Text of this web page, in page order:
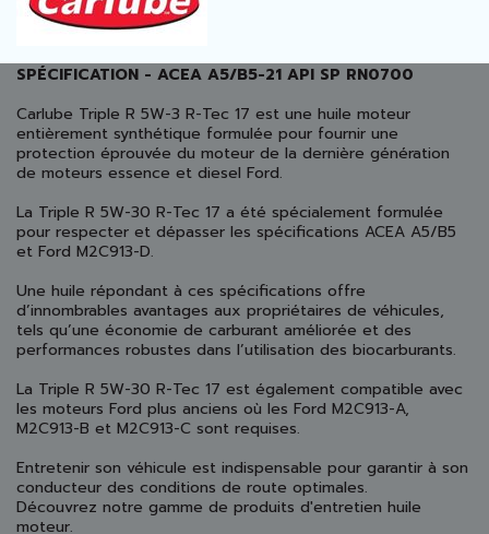
SPÉCIFICATION - ACEA A5/B5-21 API SP RN0700
Carlube Triple R 5W-3 R-Tec 17 est une huile moteur
entièrement synthétique formulée pour fournir une
protection éprouvée du moteur de la dernière génération
de moteurs essence et diesel Ford.
La Triple R 5W-30 R-Tec 17 a été spécialement formulée
pour respecter et dépasser les spécifications ACEA A5/B5
et Ford M2C913-D.
Une huile répondant à ces spécifications offre
d’innombrables avantages aux propriétaires de véhicules,
tels qu’une économie de carburant améliorée et des
performances robustes dans l’utilisation des biocarburants.
La Triple R 5W-30 R-Tec 17 est également compatible avec
les moteurs Ford plus anciens où les Ford M2C913-A,
M2C913-B et M2C913-C sont requises.
Entretenir son véhicule est indispensable pour garantir à son
conducteur des conditions de route optimales.
Découvrez notre gamme de produits d'entretien huile
moteur.